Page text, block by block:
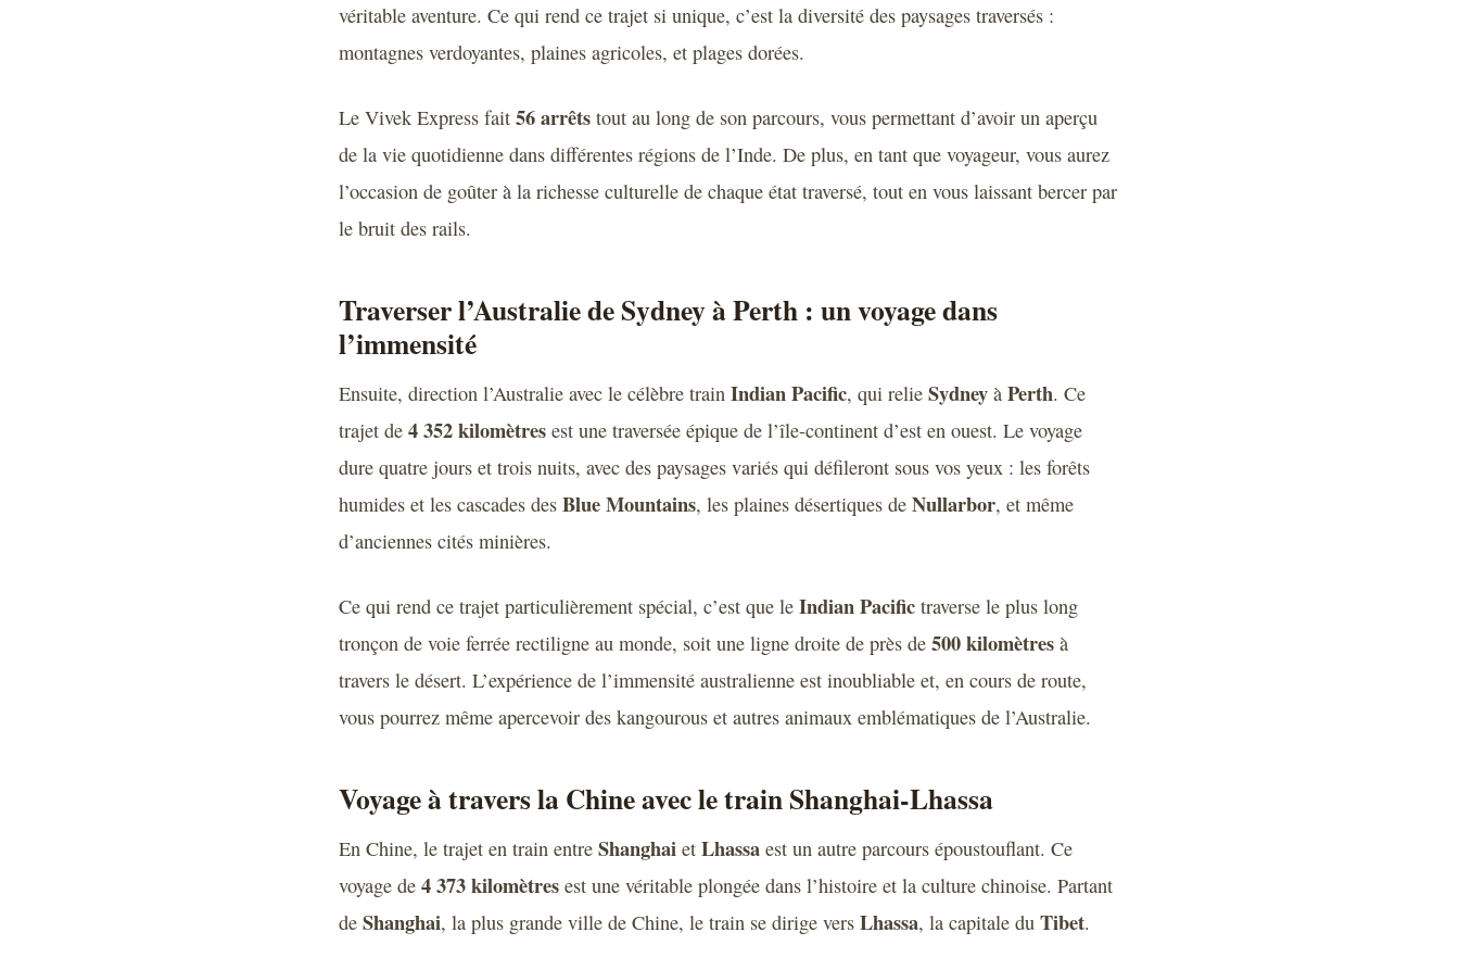
véritable aventure. Ce qui rend ce trajet si unique, c’est la diversité des paysages traversés :
montagnes verdoyantes, plaines agricoles, et plages dorées.
Le Vivek Express fait 56 arrêts tout au long de son parcours, vous permettant d’avoir un aperçu
de la vie quotidienne dans différentes régions de l’Inde. De plus, en tant que voyageur, vous aurez
l’occasion de goûter à la richesse culturelle de chaque état traversé, tout en vous laissant bercer par
le bruit des rails.
Traverser l’Australie de Sydney à Perth : un voyage dans
l’immensité
Ensuite, direction l’Australie avec le célèbre train Indian Pacific, qui relie Sydney à Perth. Ce
trajet de 4 352 kilomètres est une traversée épique de l’île-continent d’est en ouest. Le voyage
dure quatre jours et trois nuits, avec des paysages variés qui défileront sous vos yeux : les forêts
humides et les cascades des Blue Mountains, les plaines désertiques de Nullarbor, et même
d’anciennes cités minières.
Ce qui rend ce trajet particulièrement spécial, c’est que le Indian Pacific traverse le plus long
tronçon de voie ferrée rectiligne au monde, soit une ligne droite de près de 500 kilomètres à
travers le désert. L’expérience de l’immensité australienne est inoubliable et, en cours de route,
vous pourrez même apercevoir des kangourous et autres animaux emblématiques de l’Australie.
Voyage à travers la Chine avec le train Shanghai-Lhassa
En Chine, le trajet en train entre Shanghai et Lhassa est un autre parcours époustouflant. Ce
voyage de 4 373 kilomètres est une véritable plongée dans l’histoire et la culture chinoise. Partant
de Shanghai, la plus grande ville de Chine, le train se dirige vers Lhassa, la capitale du Tibet.